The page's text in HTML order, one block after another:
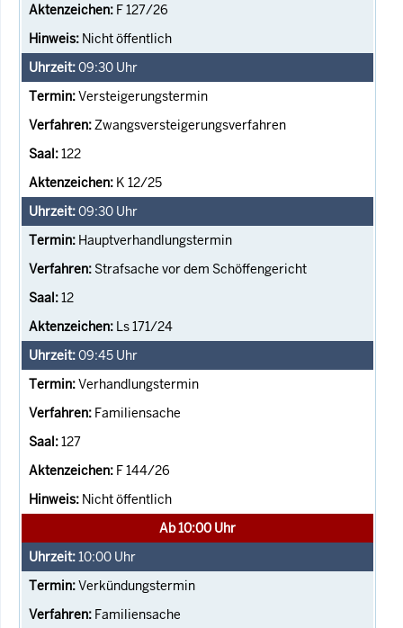
F 127/26
Nicht öffentlich
09:30 Uhr
Versteigerungstermin
Zwangsversteigerungsverfahren
122
K 12/25
09:30 Uhr
Hauptverhandlungstermin
Strafsache vor dem Schöffengericht
12
Ls 171/24
09:45 Uhr
Verhandlungstermin
Familiensache
127
F 144/26
Nicht öffentlich
Ab 10:00 Uhr
10:00 Uhr
Verkündungstermin
Familiensache